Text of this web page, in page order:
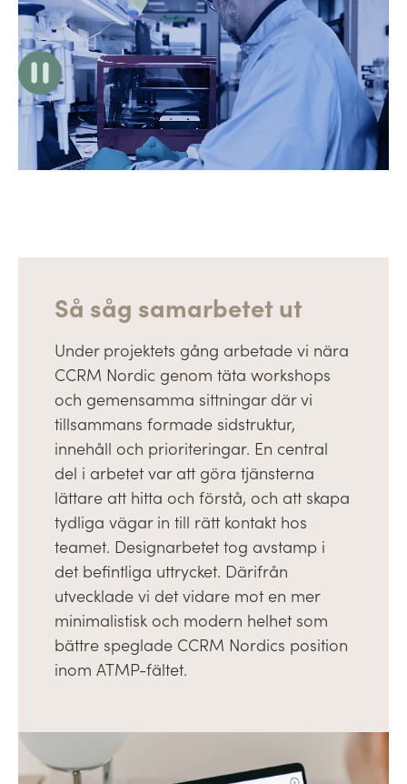
Så såg samarbetet ut
Under projektets gång arbetade vi nära
CCRM Nordic genom täta workshops
och gemensamma sittningar där vi
tillsammans formade sidstruktur,
innehåll och prioriteringar. En central
del i arbetet var att göra tjänsterna
lättare att hitta och förstå, och att skapa
tydliga vägar in till rätt kontakt hos
teamet. Designarbetet tog avstamp i
det befintliga uttrycket. Därifrån
utvecklade vi det vidare mot en mer
minimalistisk och modern helhet som
bättre speglade CCRM Nordics position
inom ATMP-fältet.